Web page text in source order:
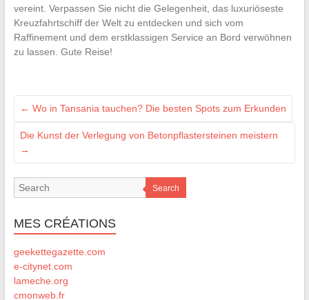
vereint. Verpassen Sie nicht die Gelegenheit, das luxuriöseste
Kreuzfahrtschiff der Welt zu entdecken und sich vom
Raffinement und dem erstklassigen Service an Bord verwöhnen
zu lassen. Gute Reise!
← Wo in Tansania tauchen? Die besten Spots zum Erkunden
Die Kunst der Verlegung von Betonpflastersteinen meistern
→
Search
MES CRÉATIONS
geekettegazette.com
e-citynet.com
lameche.org
cmonweb.fr